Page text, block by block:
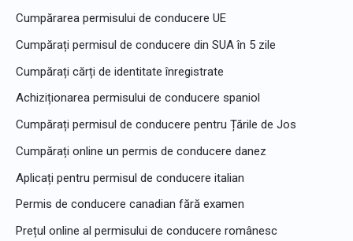
n
t
r
u
Cumpărarea permisului de conducere UE
Cumpărați permisul de conducere din SUA în 5 zile
Cumpărați cărți de identitate înregistrate
Achiziționarea permisului de conducere spaniol
Cumpărați permisul de conducere pentru Țările de Jos
Cumpărați online un permis de conducere danez
Aplicați pentru permisul de conducere italian
Permis de conducere canadian fără examen
Prețul online al permisului de conducere românesc